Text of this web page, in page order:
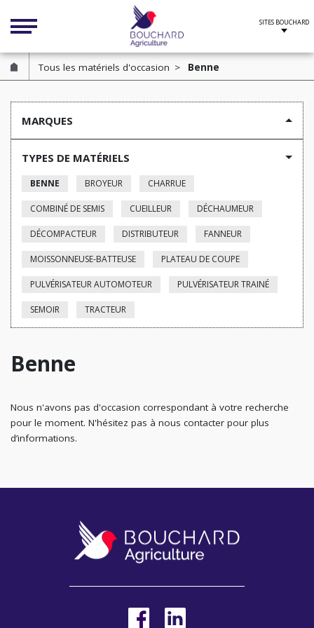
Tous les matériels d'occasion Benne
MARQUES
TYPES DE MATÉRIELS
BENNE BROYEUR CHARRUE
COMBINÉ DE SEMIS CUEILLEUR DÉCHAUMEUR
DÉCOMPACTEUR DISTRIBUTEUR FANNEUR
MOISSONNEUSE-BATTEUSE PLATEAU DE COUPE
PULVÉRISATEUR AUTOMOTEUR PULVÉRISATEUR TRAINÉ
SEMOIR TRACTEUR
Benne
Nous n'avons pas d'occasion correspondant à votre recherche
pour le moment. N'hésitez pas à nous contacter pour plus
d’informations.